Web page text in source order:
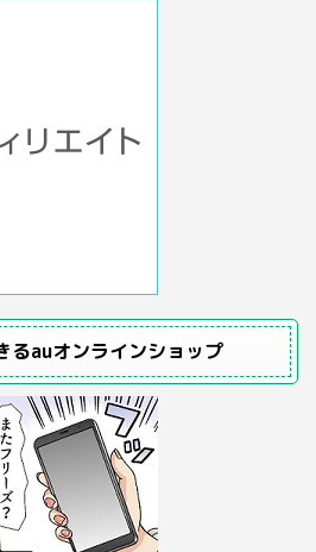
るauオンラインショップ